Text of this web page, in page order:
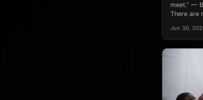
meet.” —
There are
Jun 30,